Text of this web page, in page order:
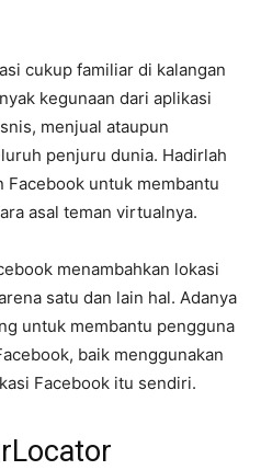
cukup familiar di kalangan
kegunaan dari aplikasi
menjual ataupun
penjuru dunia. Hadirlah
Facebook untuk membantu
asal teman virtualnya.
menambahkan lokasi
satu dan lain hal. Adanya
untuk membantu pengguna
baik menggunakan
Facebook itu sendiri.